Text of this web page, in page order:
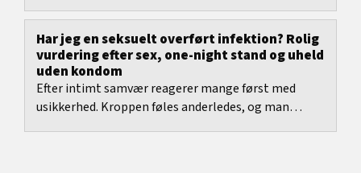
Har jeg en seksuelt overført infektion? Rolig
vurdering efter sex, one-night stand og uheld
uden kondom
Efter intimt samvær reagerer mange først med
usikkerhed. Kroppen føles anderledes, og man